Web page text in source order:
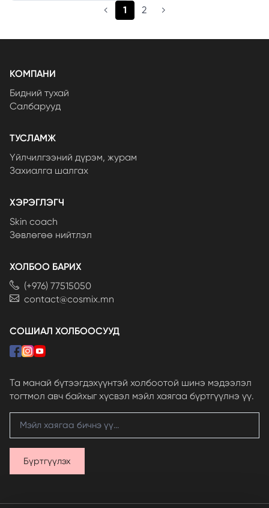
1
(current)2
КОМПАНИ
Бидний тухай
Салбарууд
ТУСЛАМЖ
Үйлчилгээний дүрэм, журам
Захиалга шалгах
ХЭРЭГЛЭГЧ
Skin coach
Зөвлөгөө нийтлэл
ХОЛБОО БАРИХ
(+976) 77515050
contact@cosmix.mn
СОШИАЛ ХОЛБООСУУД
Та манай бүтээгдэхүүнтэй холбоотой шинэ мэдээлэл
тогтмол авч байхыг хүсвэл мэйл хаягаа бүртгүүлнэ үү.
Бүртгүүлэх